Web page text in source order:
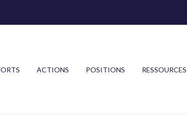
ACTIONS POSITIONS RESSOURCES